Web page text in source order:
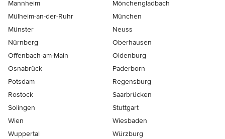
Mannheim
Mönchen­gladbach
Mülheim-an-der-Ruhr
München
Münster
Neuss
Nürnberg
Oberhausen
Offenbach-am-Main
Oldenburg
Osnabrück
Paderborn
Potsdam
Regensburg
Rostock
Saarbrücken
Solingen
Stuttgart
Wien
Wiesbaden
Wuppertal
Würzburg